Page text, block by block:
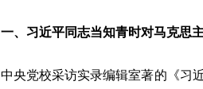
一、习近平同志当知青时对马克思
中央党校采访实录编辑室著的《习